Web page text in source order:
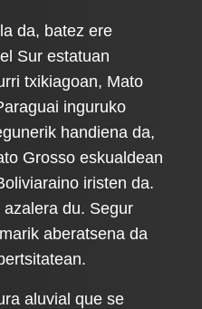
da, batez ere
Sur estatuan
txikiagoan, Mato
inguruko
handiena da,
Grosso eskualdean
iristen da.
azalera du. Segur
aberatsena da
aluvial que se